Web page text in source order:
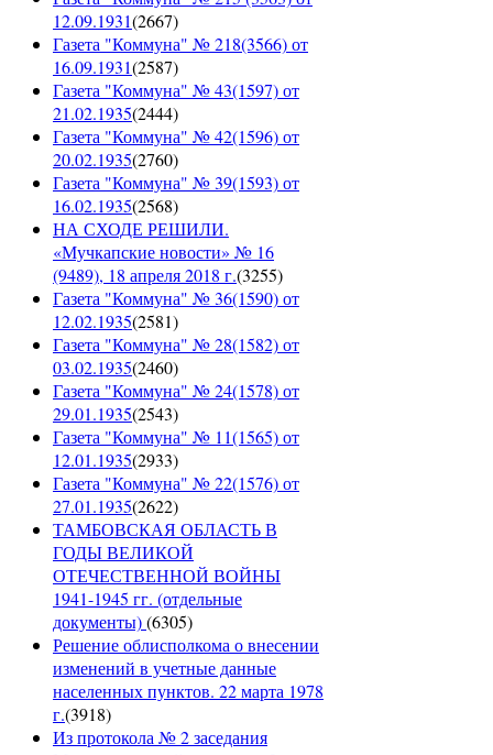
12.09.1931(2667)
Газета "Коммуна" № 218(3566) от
16.09.1931(2587)
Газета "Коммуна" № 43(1597) от
21.02.1935(2444)
Газета "Коммуна" № 42(1596) от
20.02.1935(2760)
Газета "Коммуна" № 39(1593) от
16.02.1935(2568)
НА СХОДЕ РЕШИЛИ.
«Мучкапские новости» № 16
(9489), 18 апреля 2018 г.(3255)
Газета "Коммуна" № 36(1590) от
12.02.1935(2581)
Газета "Коммуна" № 28(1582) от
03.02.1935(2460)
Газета "Коммуна" № 24(1578) от
29.01.1935(2543)
Газета "Коммуна" № 11(1565) от
12.01.1935(2933)
Газета "Коммуна" № 22(1576) от
27.01.1935(2622)
ТАМБОВСКАЯ ОБЛАСТЬ В
ГОДЫ ВЕЛИКОЙ
ОТЕЧЕСТВЕННОЙ ВОЙНЫ
1941-1945 гг. (отдельные
документы)(6305)
Решение облисполкома о внесении
изменений в учетные данные
населенных пунктов. 22 марта 1978
г.(3918)
Из протокола № 2 заседания